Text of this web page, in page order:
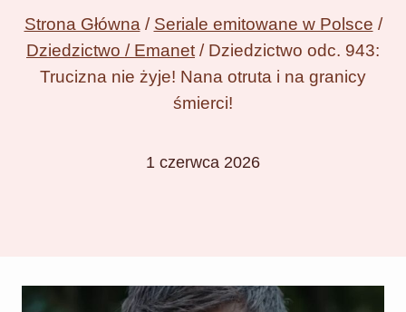
Strona Główna / Seriale emitowane w Polsce /
Dziedzictwo / Emanet / Dziedzictwo odc. 943:
Trucizna nie żyje! Nana otruta i na granicy
śmierci!
1 czerwca 2026